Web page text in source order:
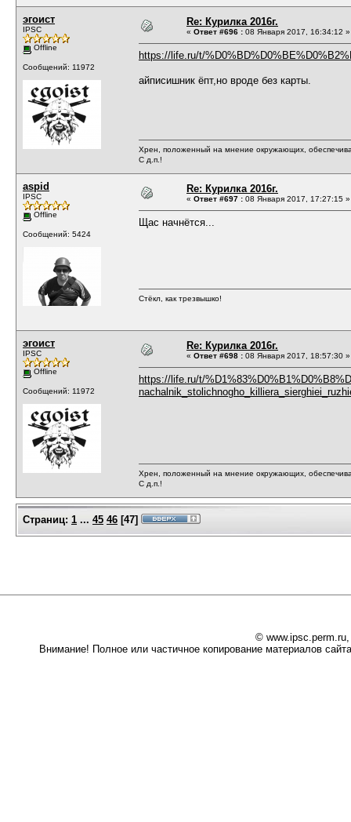
эгоист
IPSC
Offline
Сообщений: 11972
Re: Курилка 2016г.
« Ответ #696 : 08 Января 2017, 16:34:12 »
https://life.ru/t/
айписишник ёпт,но вроде без карты.
Хрен, положенный на мнение окружающих,
С д.п.!
aspid
IPSC
Offline
Сообщений: 5424
Re: Курилка 2016г.
« Ответ #697 : 08 Января 2017, 17:27:15 »
Щас начнётся...
Стёкл, как трезвышко!
эгоист
IPSC
Offline
Сообщений: 11972
Re: Курилка 2016г.
« Ответ #698 : 08 Января 2017, 18:57:30 »
https://life.ru/t/
Хрен, положенный на мнение окружающих,
С д.п.!
Страниц: 1 ... 45 46 [47]
©
Внимание! Полное или частичное копирование материалов